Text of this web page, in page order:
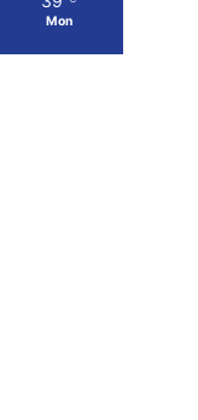
Mon